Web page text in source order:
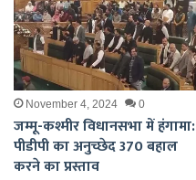
November 4, 2024 0
जम्मू-कश्मीर विधानसभा में हंगामा:
पीडीपी का अनुच्छेद 370 बहाल
करने का प्रस्ताव